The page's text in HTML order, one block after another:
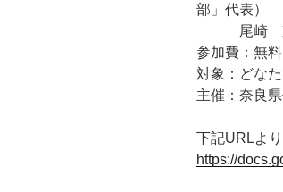
部」代表）
尾崎 京子
参加費：無料
対象：どな
主催：奈良
下記URLよ
https://